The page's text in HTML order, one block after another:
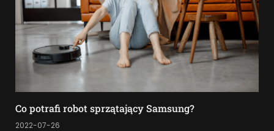
Co potrafi robot sprzątający Samsung?
2022-07-26